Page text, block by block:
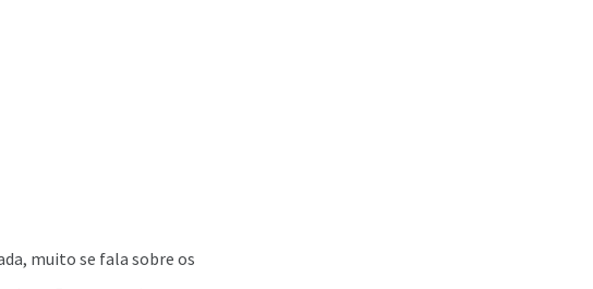
muito se fala sobre os